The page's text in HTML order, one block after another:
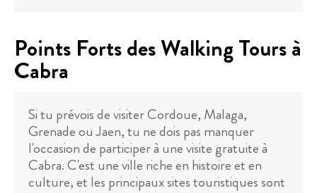
Points Forts des Walking Tours à
Cabra
Si tu prévois de visiter Cordoue, Malaga,
Grenade ou Jaen, tu ne dois pas manquer
l'occasion de participer à une visite gratuite à
Cabra. C'est une ville riche en histoire et en
culture, et les principaux sites touristiques sont